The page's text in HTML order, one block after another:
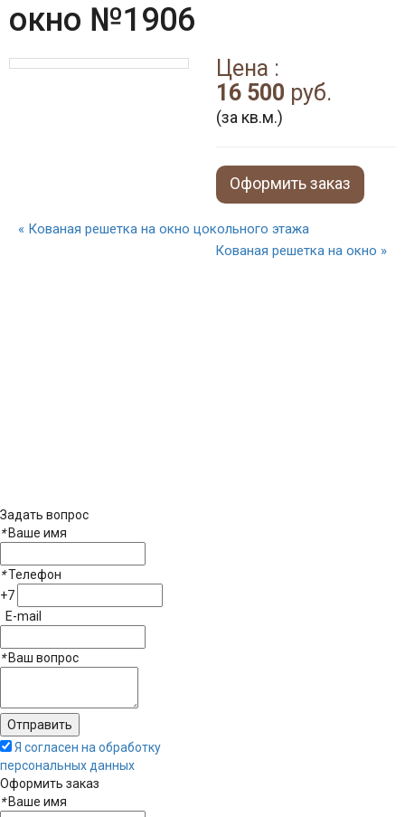
окно №1906
Цена :
16 500 руб.
(за кв.м.)
Оформить заказ
« Кованая решетка на окно цокольного этажа
Кованая решетка на окно »
Задать вопрос
*Ваше имя
*Телефон
+7
E-mail
*Ваш вопрос
Я согласен на обработку
персональных данных
Оформить заказ
*Ваше имя